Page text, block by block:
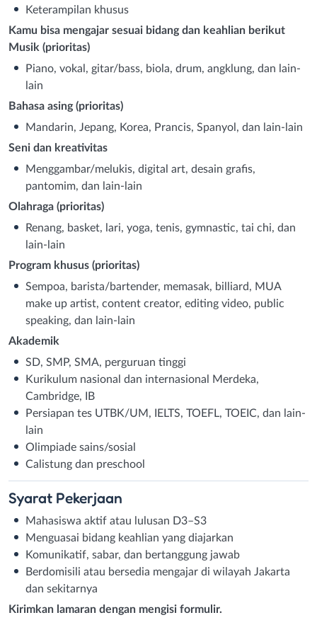
Keterampilan khusus
Kamu bisa mengajar sesuai bidang dan keahlian berikut
Musik (prioritas)
Piano, vokal, gitar/bass, biola, drum, angklung, dan lain-
lain
Bahasa asing (prioritas)
Mandarin, Jepang, Korea, Prancis, Spanyol, dan lain-lain
Seni dan kreativitas
Menggambar/melukis, digital art, desain grafis,
pantomim, dan lain-lain
Olahraga (prioritas)
Renang, basket, lari, yoga, tenis, gymnastic, tai chi, dan
lain-lain
Program khusus (prioritas)
Sempoa, barista/bartender, memasak, billiard, MUA
make up artist, content creator, editing video, public
speaking, dan lain-lain
Akademik
SD, SMP, SMA, perguruan tinggi
Kurikulum nasional dan internasional Merdeka,
Cambridge, IB
Persiapan tes UTBK/UM, IELTS, TOEFL, TOEIC, dan lain-
lain
Olimpiade sains/sosial
Calistung dan preschool
Syarat Pekerjaan
Mahasiswa aktif atau lulusan D3–S3
Menguasai bidang keahlian yang diajarkan
Komunikatif, sabar, dan bertanggung jawab
Berdomisili atau bersedia mengajar di wilayah Jakarta
dan sekitarnya
Kirimkan lamaran dengan mengisi formulir.